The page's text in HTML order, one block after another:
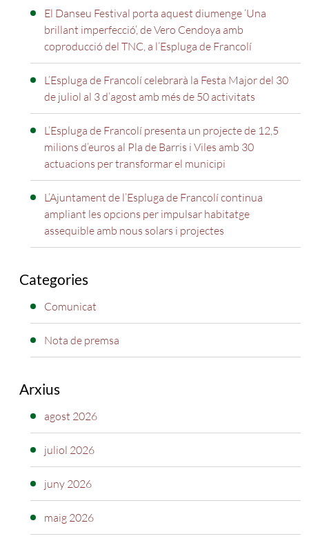
El Danseu Festival porta aquest diumenge ‘Una
brillant imperfecció’, de Vero Cendoya amb
coproducció del TNC, a l’Espluga de Francolí
L’Espluga de Francolí celebrarà la Festa Major del 30
de juliol al 3 d’agost amb més de 50 activitats
L’Espluga de Francolí presenta un projecte de 12,5
milions d’euros al Pla de Barris i Viles amb 30
actuacions per transformar el municipi
L’Ajuntament de l’Espluga de Francolí continua
ampliant les opcions per impulsar habitatge
assequible amb nous solars i projectes
Categories
Comunicat
Nota de premsa
Arxius
agost 2026
juliol 2026
juny 2026
maig 2026